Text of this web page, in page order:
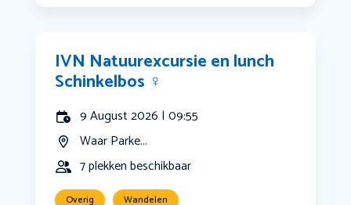
IVN Natuurexcursie en lunch
Schinkelbos ‍♀️
9 August 2026 | 09:55
Waar Parke...
7 plekken beschikbaar
Overig Wandelen